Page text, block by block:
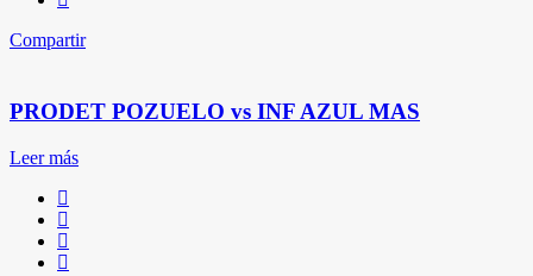
Compartir
PRODET POZUELO vs INF AZUL MAS
Leer más